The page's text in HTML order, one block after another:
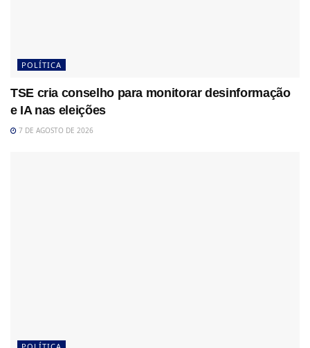
POLÍTICA
TSE cria conselho para monitorar desinformação
e IA nas eleições
7 DE AGOSTO DE 2026